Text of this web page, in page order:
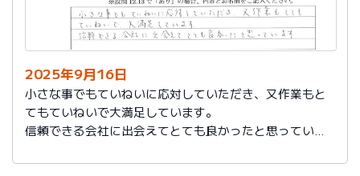
2025年9月16日
小さな事でもていねいに応対していただき、又作業もと
てもていねいで大満足しています。
信頼できる会社に出会えてとても良かったと思っていま